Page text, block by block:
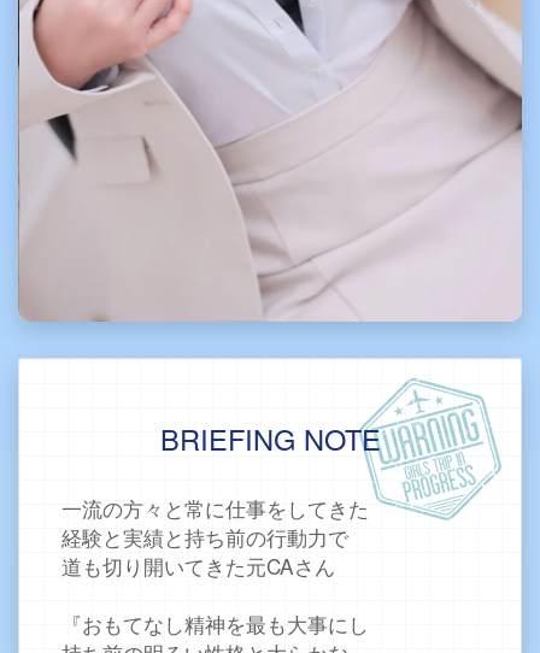
BRIEFING NOTE
一流の方々と常に仕事をしてきた
経験と実績と持ち前の行動力で
道も切り開いてきた元CAさん
『おもてなし精神を最も大事にし